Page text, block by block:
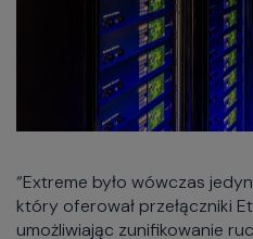
“Extreme było wówczas
który oferował przełączniki
umożliwiając zunifikowanie